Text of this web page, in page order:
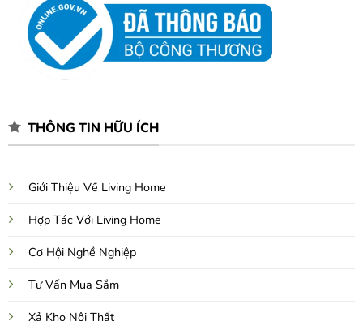
THÔNG TIN HỮU ÍCH
Giới Thiệu Về Living Home
Hợp Tác Với Living Home
Cơ Hội Nghề Nghiệp
Tư Vấn Mua Sắm
Xả Kho Nội Thất